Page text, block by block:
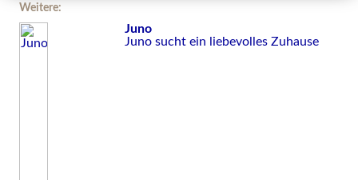
Weitere:
Juno
Juno sucht ein liebevolles Zuhause